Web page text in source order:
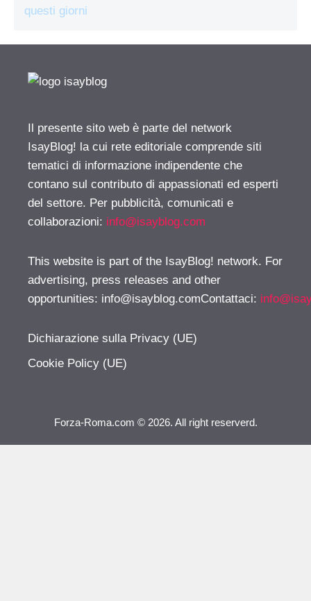
questi giorni
Il presente sito web è parte del network
IsayBlog! la cui rete editoriale comprende siti
tematici di informazione indipendente che
contano sul contributo di appassionati ed esperti
del settore. Per pubblicità, comunicati e
collaborazioni: info@isayblog.com
This website is part of the IsayBlog! network. For
advertising, press releases and other
opportunities: info@isayblog.comContattaci:
Dichiarazione sulla Privacy (UE)
Cookie Policy (UE)
Forza-Roma.com © 2026. All right reserverd.